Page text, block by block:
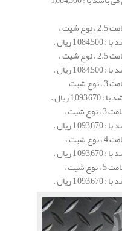
قیمت ورق آلومینیوم 3105 و ضخامت 2.5 ، نوع شیت ،
قیمت ورق آلومینیوم 3105 و ضخامت 2.5 ، نوع شیت ،
قیمت ورق آلومینیوم 3105 و ضخامت 3 ، نوع شیت
قیمت ورق آلومینیوم 3105 و ضخامت 3 ، نوع شیت ،
قیمت ورق آلومینیوم 3105 و ضخامت 4 ، نوع شیت ،
قیمت ورق آلومینیوم 3105 و ضخامت 5 ، نوع شیت ،